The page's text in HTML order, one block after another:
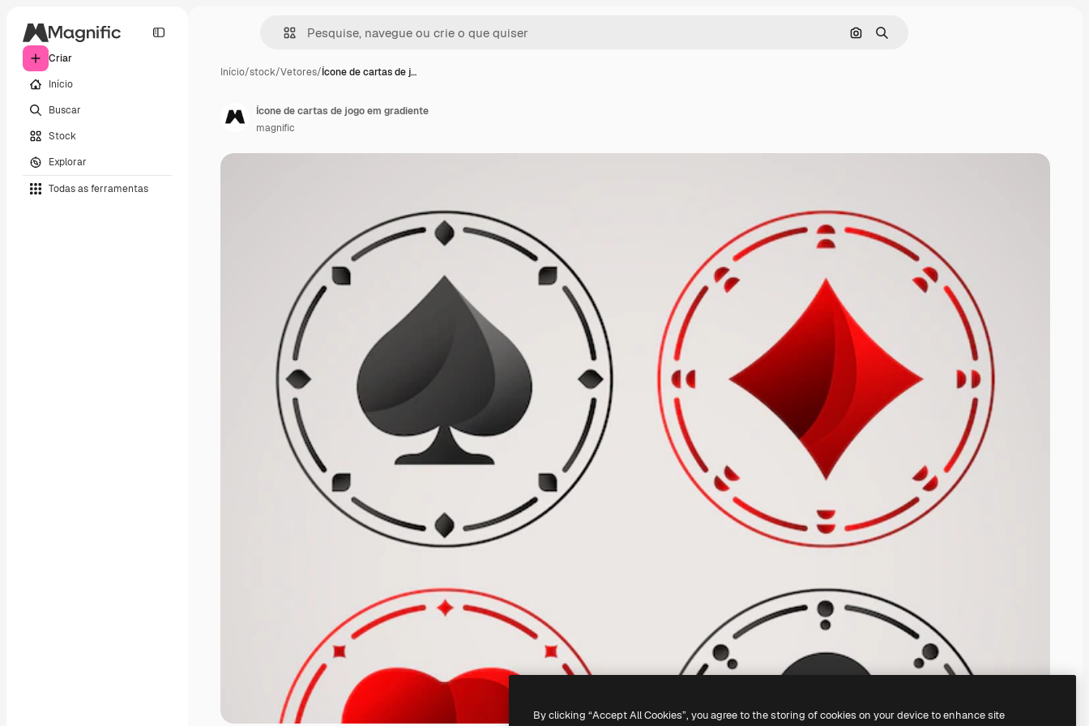
Criar
Início
Buscar
Stock
Explorar
Todas as ferramentas
Pesquisar por imagem
Buscar
Início/stock/Vetores/Ícone de cartas de j…
Ícone de cartas de jogo em gradiente
magnific
By clicking “Accept All Cookies”, you agree to the storing of cookies on your device to enhance site